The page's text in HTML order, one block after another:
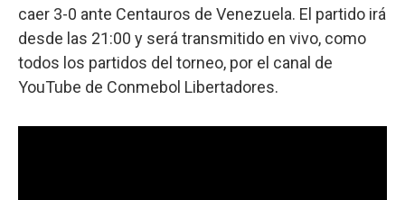
caer 3-0 ante Centauros de Venezuela. El partido irá
desde las 21:00 y será transmitido en vivo, como
todos los partidos del torneo, por el canal de
YouTube de Conmebol Libertadores.